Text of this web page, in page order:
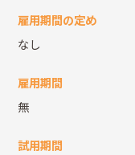
雇用期間の定め
なし
雇用期間
無
試用期間